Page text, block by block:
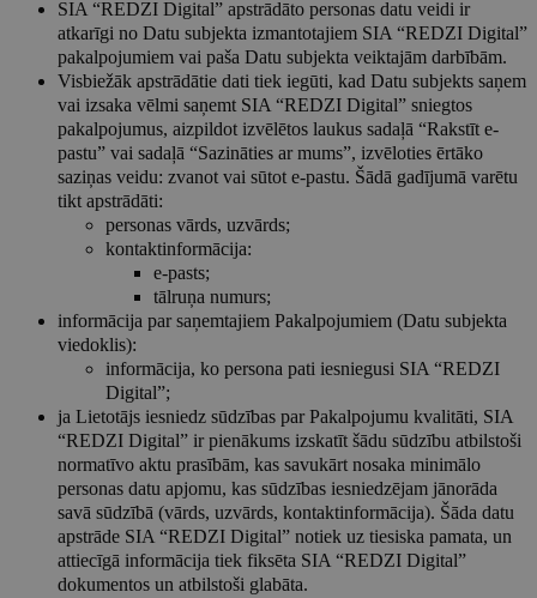
SIA “REDZI Digital” apstrādāto personas datu veidi ir
atkarīgi no Datu subjekta izmantotajiem SIA “REDZI Digital”
pakalpojumiem vai paša Datu subjekta veiktajām darbībām.
Visbiežāk apstrādātie dati tiek iegūti, kad Datu subjekts saņem
vai izsaka vēlmi saņemt SIA “REDZI Digital” sniegtos
pakalpojumus, aizpildot izvēlētos laukus sadaļā “Rakstīt e-
pastu” vai sadaļā “Sazināties ar mums”, izvēloties ērtāko
saziņas veidu: zvanot vai sūtot e-pastu. Šādā gadījumā varētu
tikt apstrādāti:
personas vārds, uzvārds;
kontaktinformācija:
e-pasts;
tālruņa numurs;
informācija par saņemtajiem Pakalpojumiem (Datu subjekta
viedoklis):
informācija, ko persona pati iesniegusi SIA “REDZI
Digital”;
ja Lietotājs iesniedz sūdzības par Pakalpojumu kvalitāti, SIA
“REDZI Digital” ir pienākums izskatīt šādu sūdzību atbilstoši
normatīvo aktu prasībām, kas savukārt nosaka minimālo
personas datu apjomu, kas sūdzības iesniedzējam jānorāda
savā sūdzībā (vārds, uzvārds, kontaktinformācija). Šāda datu
apstrāde SIA “REDZI Digital” notiek uz tiesiska pamata, un
attiecīgā informācija tiek fiksēta SIA “REDZI Digital”
dokumentos un atbilstoši glabāta.